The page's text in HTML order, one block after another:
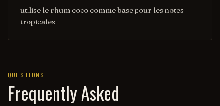
utilise le rhum coco comme base pour les notes
tropicales
QUESTIONS
Frequently Asked